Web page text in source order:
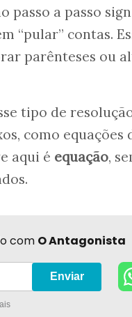
passo a passo
“pular” contas.
parênteses ou
tipo de
como equações
aqui é equação,
com O Antagonista
Enviar